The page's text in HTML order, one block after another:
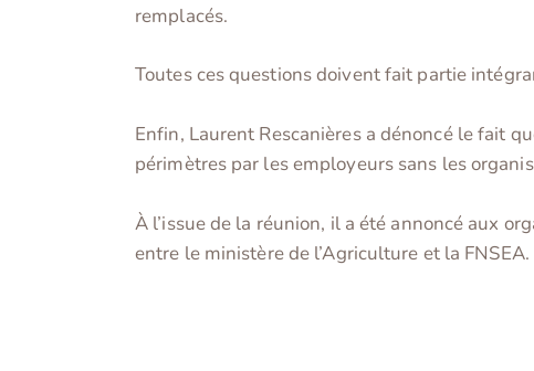
remplacés.
Toutes ces questions doivent fait partie
Enfin, Laurent Rescanières a dénoncé le fait
périmètres par les employeurs sans les
À l’issue de la réunion, il a été annoncé aux
entre le ministère de l’Agriculture et la FNSEA.